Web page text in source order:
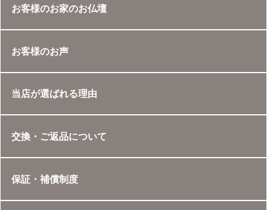
お客様のお家のお仏壇
お客様のお声
当店が選ばれる理由
交換・ご返品について
保証・補償制度